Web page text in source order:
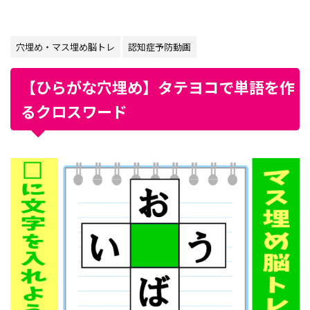
穴埋め・マス埋め脳トレ 認知症予防動画
【ひらがな穴埋め】タテヨコで単語を作
るクロスワード